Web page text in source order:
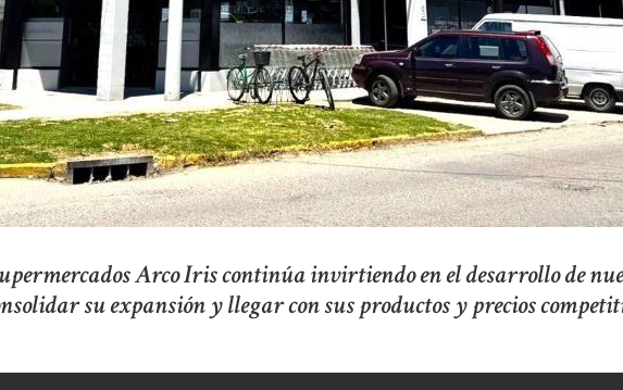
Arco Iris continúa invirtiendo en el desarrollo de
su expansión y llegar con sus productos y precios